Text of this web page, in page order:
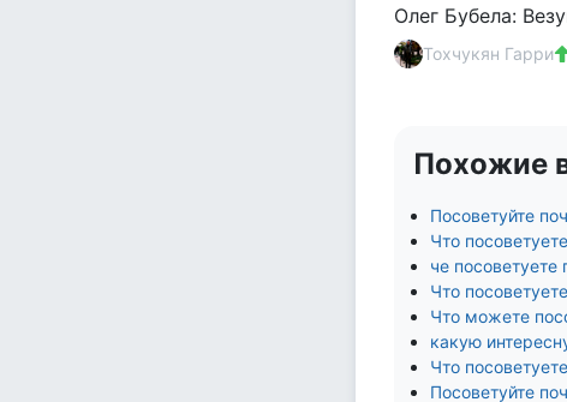
Олег Бубела:
Тохчукян Гарри
Похожие
Посоветуйте
Что
че посоветуете
Что
Что можете
какую
Что
Посоветуйте